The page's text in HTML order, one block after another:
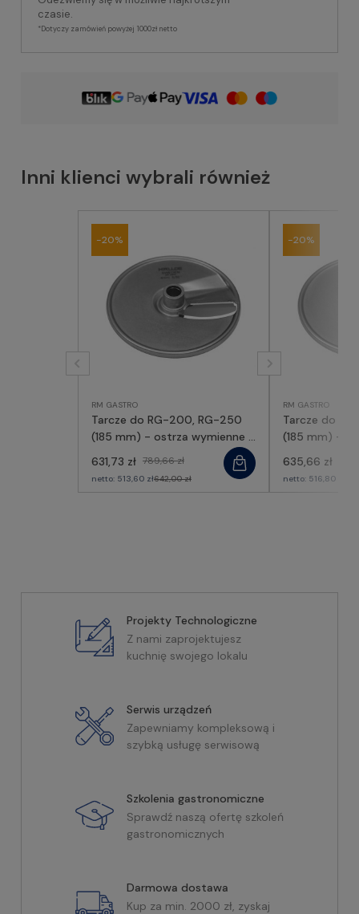
czasie.
*Dotyczy zamówień powyżej 1000zł netto
Inni klienci wybrali również
RM GASTRO
Tarcze do RG-200, RG-250
(185 mm) - ostrza wymienne -
86028, RM GASTRO
631,73 zł 789,66 zł
netto: 513,60 zł642,00 zł
-20%
RM GASTRO
Tarcze do
(185 mm) -
635,66 zł
netto: 516,80 zł
-20%
Projekty Technologiczne
Z nami zaprojektujesz
kuchnię swojego lokalu
Serwis urządzeń
Zapewniamy kompleksową i
szybką usługę serwisową
Szkolenia gastronomiczne
Sprawdź naszą ofertę szkoleń
gastronomicznych
Darmowa dostawa
Kup za min. 2000 zł, zyskaj